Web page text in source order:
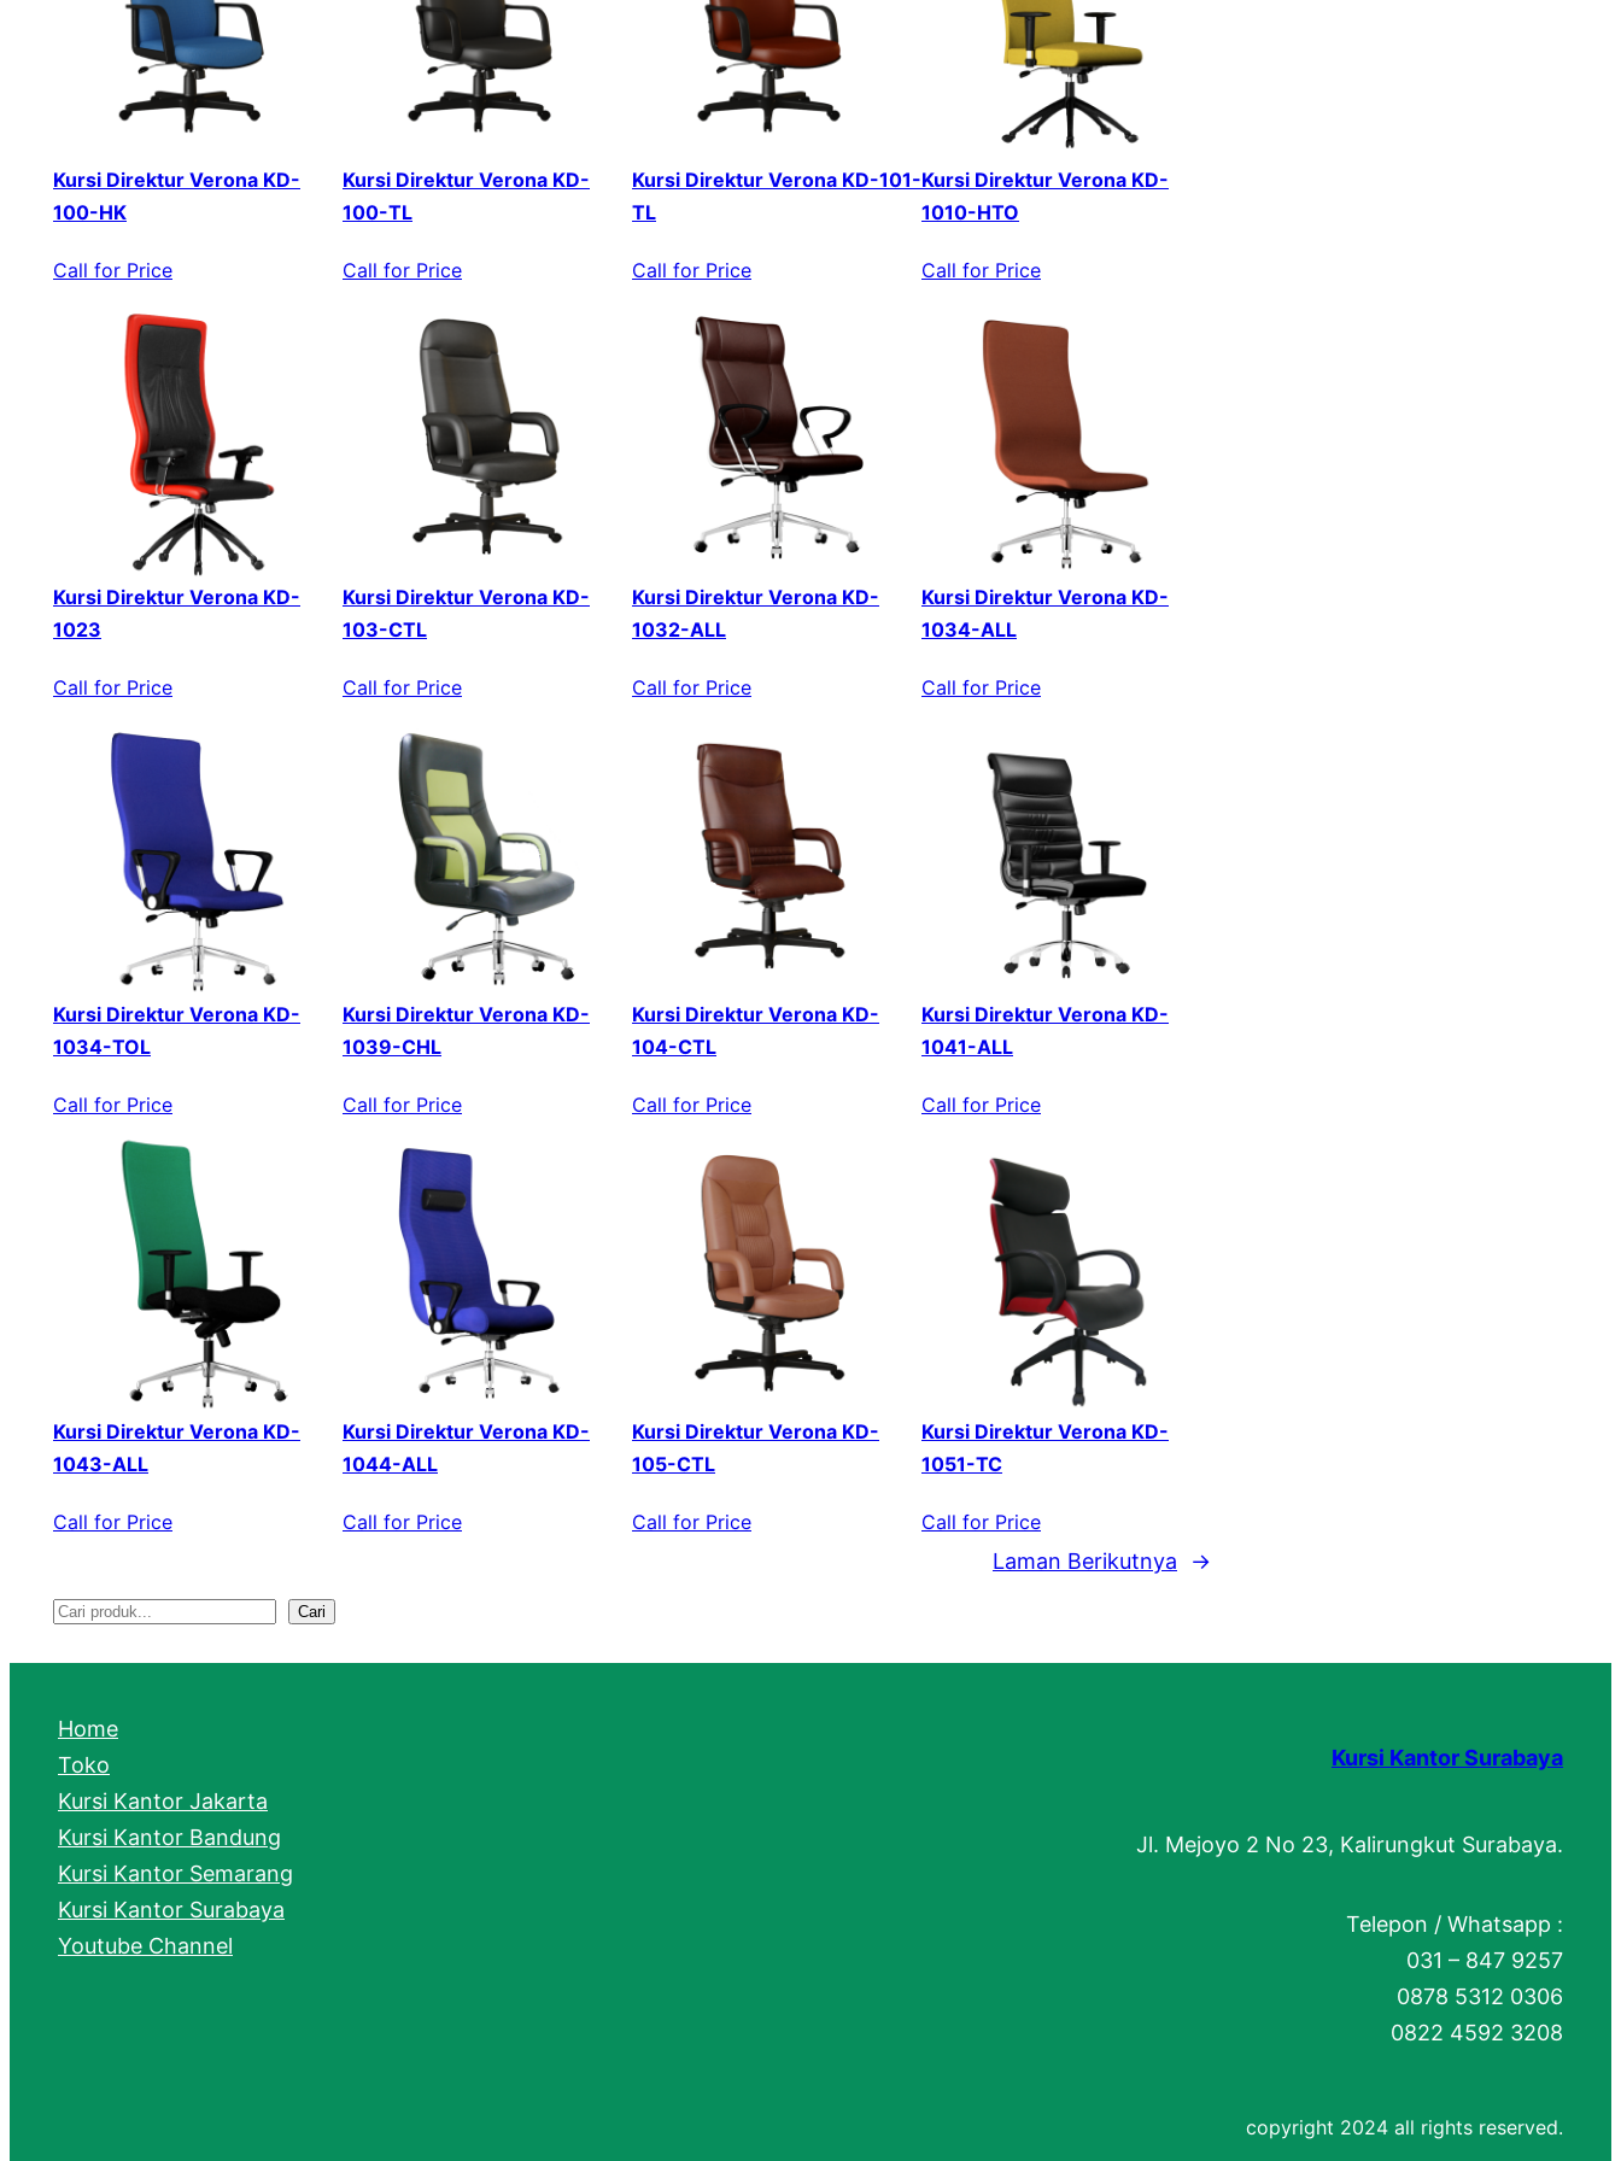
Kursi Direktur Verona KD-
100-HK
Call for Price
Kursi Direktur Verona KD-
100-TL
Call for Price
Kursi Direktur Verona KD-101-
TL
Call for Price
Kursi Direktur Verona KD-
1010-HTO
Call for Price
Kursi Direktur Verona KD-
1023
Call for Price
Kursi Direktur Verona KD-
103-CTL
Call for Price
Kursi Direktur Verona KD-
1032-ALL
Call for Price
Kursi Direktur Verona KD-
1034-ALL
Call for Price
Kursi Direktur Verona KD-
1034-TOL
Call for Price
Kursi Direktur Verona KD-
1039-CHL
Call for Price
Kursi Direktur Verona KD-
104-CTL
Call for Price
Kursi Direktur Verona KD-
1041-ALL
Call for Price
Kursi Direktur Verona KD-
1043-ALL
Call for Price
Kursi Direktur Verona KD-
1044-ALL
Call for Price
Kursi Direktur Verona KD-
105-CTL
Call for Price
Kursi Direktur Verona KD-
1051-TC
Call for Price
Laman Berikutnya →
S
e
a
r
c
h
Cari
Home
Toko
Kursi Kantor Jakarta
Kursi Kantor Bandung
Kursi Kantor Semarang
Kursi Kantor Surabaya
Youtube Channel
Kursi Kantor Surabaya
Jl. Mejoyo 2 No 23, Kalirungkut Surabaya.
Telepon / Whatsapp :
031 – 847 9257
0878 5312 0306
0822 4592 3208
copyright 2024 all rights reserved.